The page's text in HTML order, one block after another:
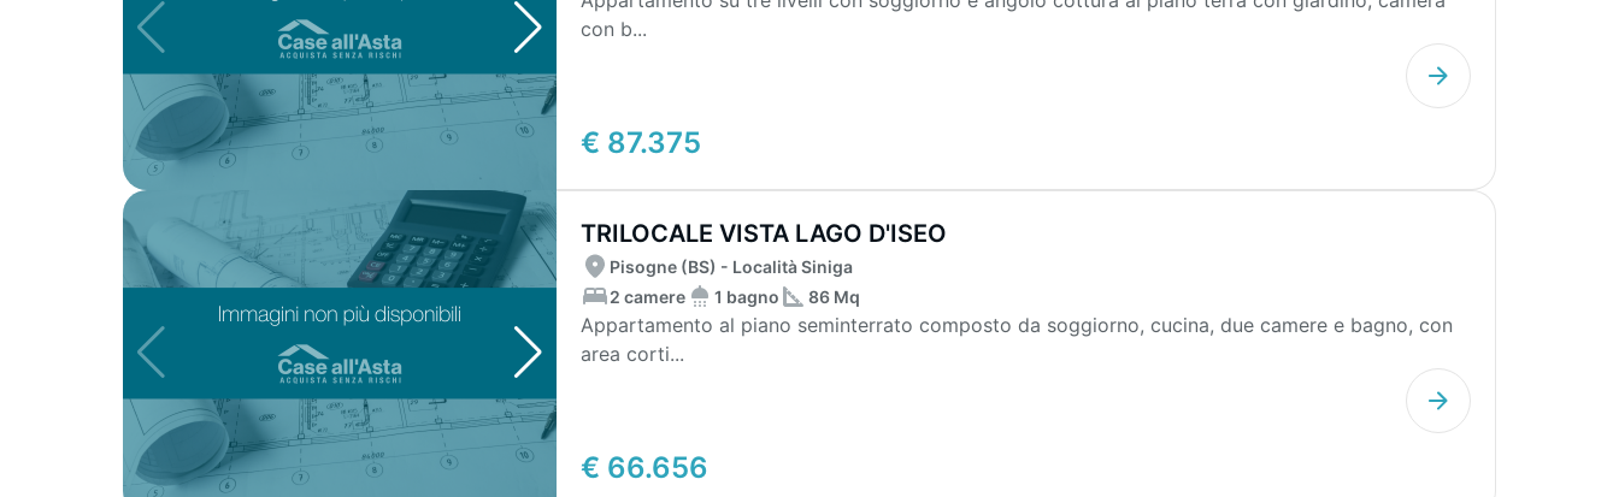
€ 87.375
con b...
TRILOCALE VISTA LAGO D'ISEO
€ 66.656
Pisogne (BS) - Località Siniga
2 camere
1 bagno 86 Mq
Appartamento al piano seminterrato composto da soggiorno, cucina, due camere e bagno, con
area corti...